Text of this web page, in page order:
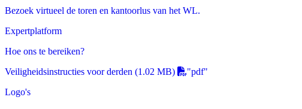
Bezoek virtueel de toren en kantoorlus van het WL.
Expertplatform
Hoe ons te bereiken?
Veiligheidsinstructies voor derden (1.02 MB)
"pdf"
Logo's